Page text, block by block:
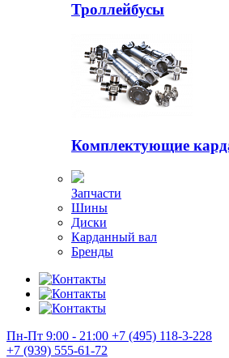
Троллейбусы
Комплектующие
Запчасти
Шины
Диски
Карданный вал
Бренды
Пн-Пт 9:00 - 21:00 +7 (495) 118-3-228
+7 (939) 555-61-72